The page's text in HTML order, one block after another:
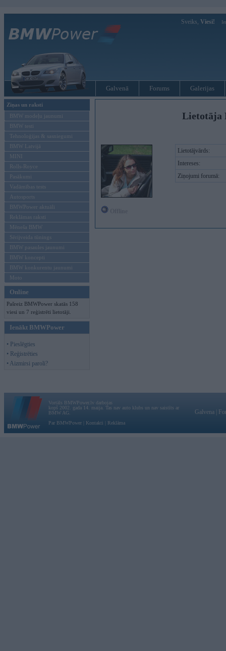
Sveiks, Viesi!
Galvenā Forums Galerijas
Ziņas un raksti
BMW modeļu jaunumi
BMW testi
Tehnoloģijas & sasniegumi
BMW Latvijā
MINI
Rolls-Royce
Pasākumi
Vadāmības tests
Autosports
BMWPower aktuāli
Reklāmas raksti
Mēneša BMW
Sērijveida tūnings
BMW pasaules jaunumi
BMW koncepti
BMW konkurentu jaunumi
Moto
Online
Pašreiz BMWPower skatās 158
viesi un 7 reģistrēti lietotāji.
Ienākt BMWPower
• Pieslēgties
• Reģistrēties
• Aizmirsi paroli?
Lietotāja
Lietotājvārds:
Intereses:
Ziņojumi forumā:
Vortāls BMWPower.lv darbojas
kopš 2002. gada 14. maija. Tas nav auto klubs un nav saistīts ar
BMW AG.
Par BMWPower
Kontakti Reklāma
Galvena